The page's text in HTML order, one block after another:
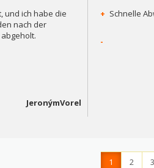
und ich habe die
nach der
JeronýmVorel
+ Schnelle
-
1 2 3